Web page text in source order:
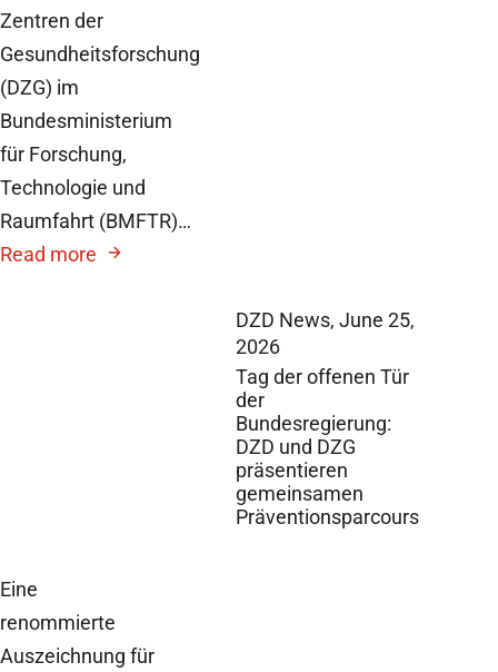
DZD News, June 25,
2026
Tag der offenen Tür
der
Bundesregierung:
DZD und DZG
präsentieren
gemeinsamen
Präventionsparcours
Zentren der
Gesundheitsforschung
(DZG) im
Bundesministerium
für Forschung,
Technologie und
Raumfahrt (BMFTR)…
Read more
Eine
renommierte
Auszeichnung für